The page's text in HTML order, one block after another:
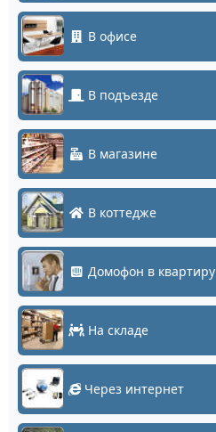
В офисе
В подъезде
В магазине
В коттедже
Домофон в квартиру
На складе
Через интернет